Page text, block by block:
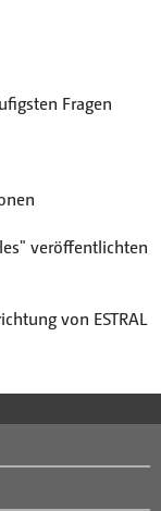
Fragen
veröffentlichten
von ESTRAL